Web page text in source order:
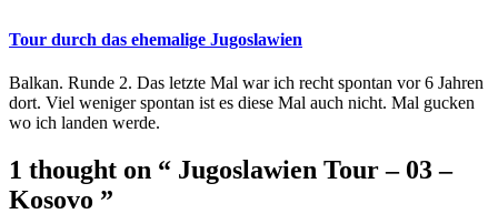
Tour durch das ehemalige Jugoslawien
Balkan. Runde 2. Das letzte Mal war ich recht spontan vor 6 Jahren
dort. Viel weniger spontan ist es diese Mal auch nicht. Mal gucken
wo ich landen werde.
1 thought on “ Jugoslawien Tour – 03 –
Kosovo ”